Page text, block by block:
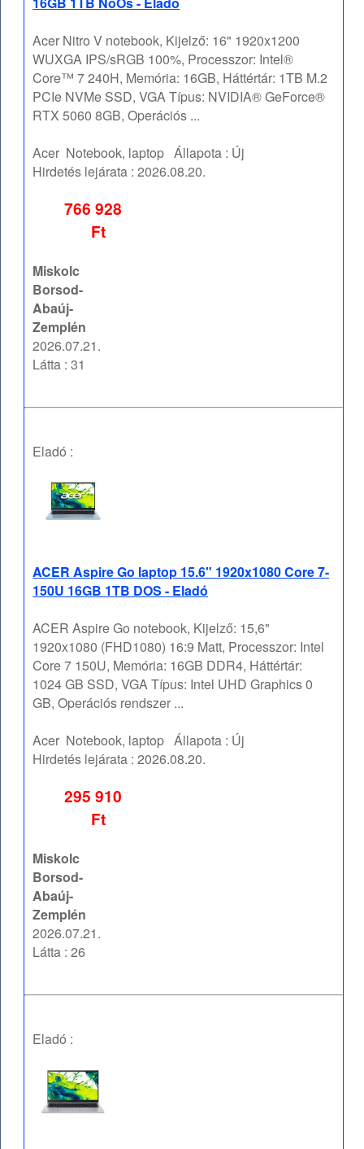
Acer Nitro V notebook, Kijelző: 16" 1920x1200
WUXGA IPS/sRGB 100%, Processzor: Intel®
Core™ 7 240H, Memória: 16GB, Háttértár: 1TB M.2
PCIe NVMe SSD, VGA Típus: NVIDIA® GeForce®
RTX 5060 8GB, Operációs ...
Acer Notebook, laptop Állapota : Új
Hirdetés lejárata :2026.08.20.
766 928
Ft
Miskolc
Borsod-
Abaúj-
Zemplén
2026.07.21.
Látta : 31
Eladó :
ACER Aspire Go laptop 15.6" 1920x1080 Core 7-
150U 16GB 1TB DOS - Eladó
ACER Aspire Go notebook, Kijelző: 15,6"
1920x1080 (FHD1080) 16:9 Matt, Processzor: Intel
Core 7 150U, Memória: 16GB DDR4, Háttértár:
1024 GB SSD, VGA Típus: Intel UHD Graphics 0
GB, Operációs rendszer ...
Acer Notebook, laptop Állapota : Új
Hirdetés lejárata :2026.08.20.
295 910
Ft
Miskolc
Borsod-
Abaúj-
Zemplén
2026.07.21.
Látta : 26
Eladó :